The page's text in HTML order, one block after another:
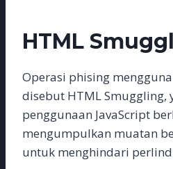
HTML
Operasi phising
disebut HTML Smuggling,
penggunaan JavaScript
mengumpulkan muatan
untuk menghindari